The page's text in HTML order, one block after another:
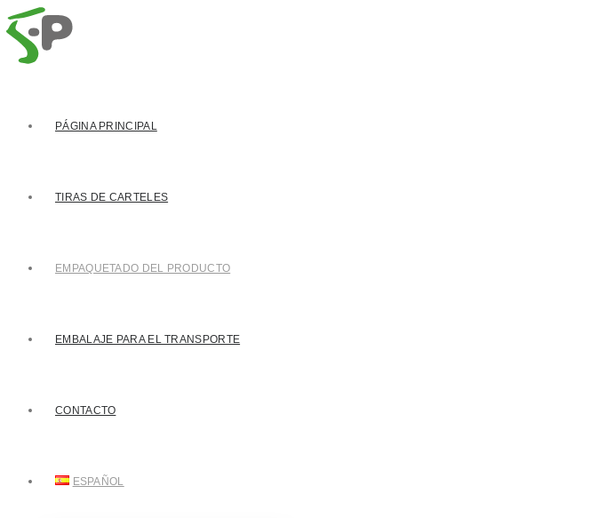
PÁGINA PRINCIPAL
TIRAS DE CARTELES
EMPAQUETADO DEL PRODUCTO
EMBALAJE PARA EL TRANSPORTE
CONTACTO
ESPAÑOL